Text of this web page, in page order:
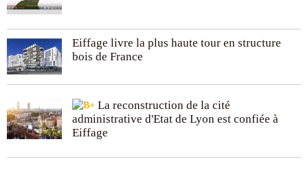
Eiffage livre la plus haute tour en structure
bois de France
La reconstruction de la cité
administrative d'Etat de Lyon est confiée à
Eiffage